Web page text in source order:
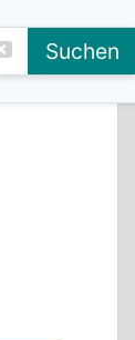
Suchen